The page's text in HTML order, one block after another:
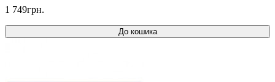
1 749грн.
До кошика